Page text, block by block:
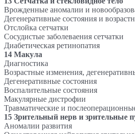
Врожденные аномалии и
Дегенеративные состояния и
Отслойка сетчатки
Сосудистые заболеваения сетчатки
Диабетическая ретинопатия
14 Макула
Диагностика
Возрастные изменения,
Дегенеративные состояния
Воспалительные состояния
Макулярные дистрофии
Травматические и
15 Зрительный нерв и зрительные
Аномалии развития